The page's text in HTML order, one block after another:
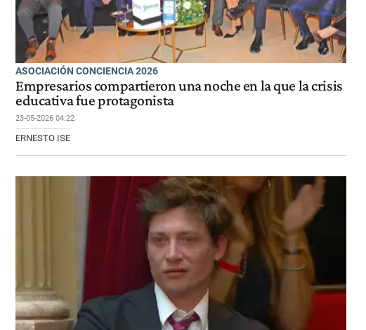
ASOCIACIÓN CONCIENCIA 2026
Empresarios compartieron una noche en la que la crisis
educativa fue protagonista
23-05-2026 04:22
ERNESTO ISE